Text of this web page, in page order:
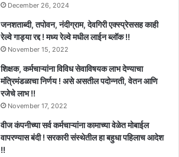
December 26, 2024
जनशताब्दी, तपोवन, नंदीग्राम, देवगिरी एक्स्प्रेससह काही
रेल्वे गाड्या रद्द ! मध्य रेल्वे मधील लाईन ब्लॉक !!
November 15, 2022
शिक्षक, कर्मचाऱ्यांना विविध सेवाविषयक लाभ देण्याचा
मंत्रिमंडळाचा निर्णय ! असे असतील पदोन्नती, वेतन आणि
रजेचे लाभ !!
November 17, 2022
वीज कंपनीच्या सर्व कर्मचाऱ्यांना कामाच्या वेळेत मोबाईल
वापरण्यास बंदी ! सरकारी संस्थेतील हा बहुधा पहिलाच आदेश
!!